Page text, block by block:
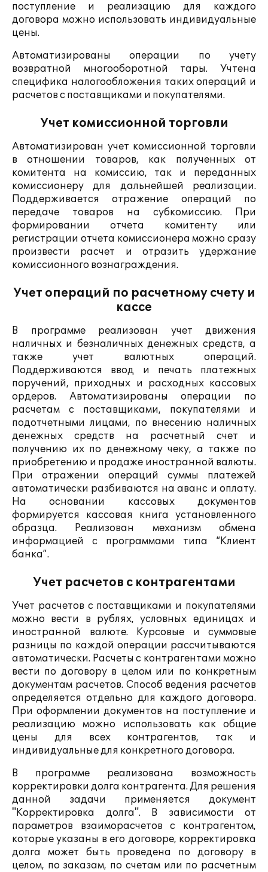
поступление и реализацию для каждого
договора можно использовать индивидуальные
цены.
Автоматизированы операции по учету
возвратной многооборотной тары. Учтена
специфика налогообложения таких операций и
расчетов с поставщиками и покупателями.
Учет комиссионной торговли
Автоматизирован учет комиссионной торговли
в отношении товаров, как полученных от
комитента на комиссию, так и переданных
комиссионеру для дальнейшей реализации.
Поддерживается отражение операций по
передаче товаров на субкомиссию. При
формировании отчета комитенту или
регистрации отчета комиссионера можно сразу
произвести расчет и отразить удержание
комиссионного вознаграждения.
Учет операций по расчетному счету и
кассе
В программе реализован учет движения
наличных и безналичных денежных средств, а
также учет валютных операций.
Поддерживаются ввод и печать платежных
поручений, приходных и расходных кассовых
ордеров. Автоматизированы операции по
расчетам с поставщиками, покупателями и
подотчетными лицами, по внесению наличных
денежных средств на расчетный счет и
получению их по денежному чеку, а также по
приобретению и продаже иностранной валюты.
При отражении операций суммы платежей
автоматически разбиваются на аванс и оплату.
На основании кассовых документов
формируется кассовая книга установленного
образца. Реализован механизм обмена
информацией с программами типа “Клиент
банка”.
Учет расчетов с контрагентами
Учет расчетов с поставщиками и покупателями
можно вести в рублях, условных единицах и
иностранной валюте. Курсовые и суммовые
разницы по каждой операции рассчитываются
автоматически. Расчеты с контрагентами можно
вести по договору в целом или по конкретным
документам расчетов. Способ ведения расчетов
определяется отдельно для каждого договора.
При оформлении документов на поступление и
реализацию можно использовать как общие
цены для всех контрагентов, так и
индивидуальные для конкретного договора.
В программе реализована возможность
корректировки долга контрагента. Для решения
данной задачи применяется документ
"Корректировка долга". В зависимости от
параметров взаиморасчетов с контрагентом,
которые указаны в его договоре, корректировка
долга может быть проведена по договору в
целом, по заказам, по счетам или по расчетным